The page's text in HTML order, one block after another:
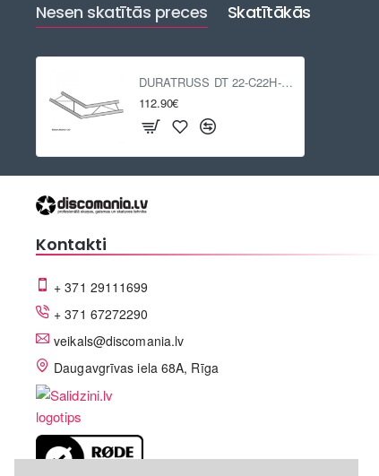
Nesen skatītās preces Skatītākās
DURATRUSS DT 22-C22H-L120
112.90€
Kontakti
+ 371 29111699
+ 371 67272290
veikals@discomania.lv
Daugavgrīvas iela 68A, Rīga